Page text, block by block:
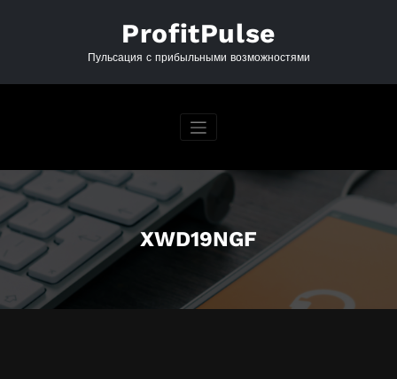
ProfitPulse
Пульсация с прибыльными возможностями
XWD19NGF